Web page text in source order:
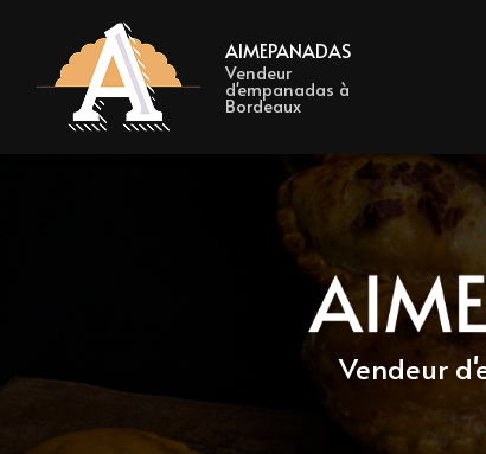
contenu
principal
AIMEPANADAS
Vendeur
d'empanadas à
Bordeaux
Vendeur